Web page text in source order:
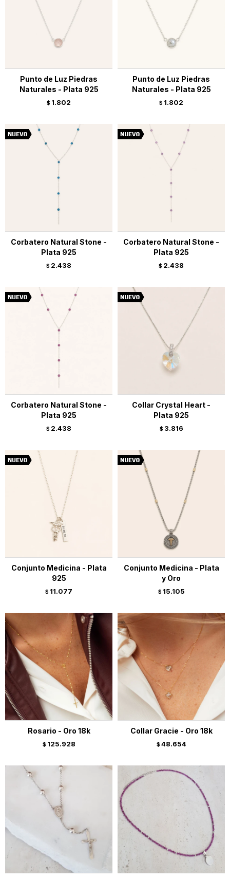
Punto de Luz Piedras
Naturales - Plata 925
$ 1.802
Punto de Luz Piedras
Naturales - Plata 925
$ 1.802
Corbatero Natural Stone -
Plata 925
$ 2.438
Corbatero Natural Stone -
Plata 925
$ 2.438
Corbatero Natural Stone -
Plata 925
$ 2.438
Collar Crystal Heart -
Plata 925
$ 3.816
Conjunto Medicina - Plata
925
$ 11.077
Conjunto Medicina - Plata
y Oro
$ 15.105
Rosario - Oro 18k
$ 125.928
Collar Gracie - Oro 18k
$ 48.654